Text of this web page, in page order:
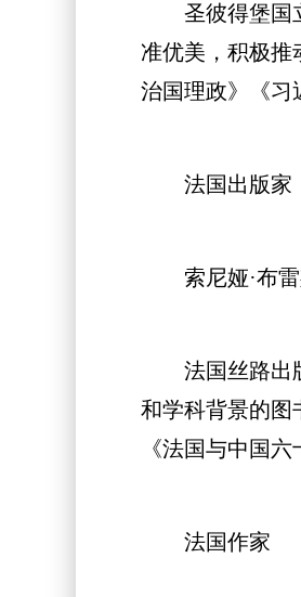
圣彼得堡国立
准优美，积极推
治国理政》《习
法国出版家
索尼娅·布雷
法国丝路出版
和学科背景的图
《法国与中国
法国作家